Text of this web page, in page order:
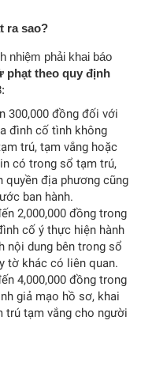
ra sao?
nhiệm phải khai báo
phạt theo quy định
300,000 đồng đối với
đình cố tình không
trú, tạm vắng hoặc
có trong sổ tạm trú,
quyền địa phương cũng
ban hành.
2,000,000 đồng trong
cố ý thực hiện hành
nội dung bên trong sổ
tờ khác có liên quan.
4,000,000 đồng trong
giả mạo hồ sơ, khai
trú tạm vắng cho người